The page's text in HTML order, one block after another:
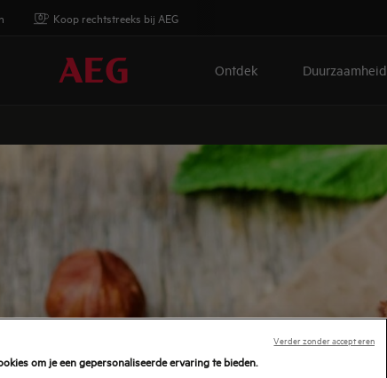
Koop rechtstreeks bij AEG
Ontdek Duurzaamheid
om je een gepersonaliseerde ervaring te bieden.
Verder zonder accepteren